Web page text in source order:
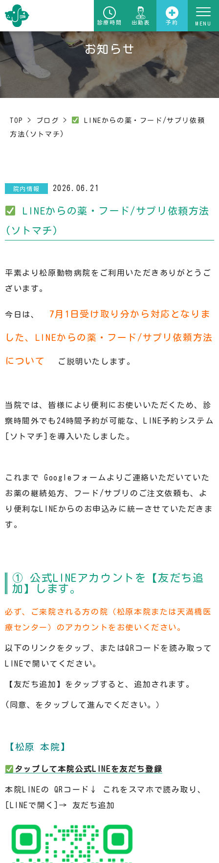
診療時間 出勤表 予約
お知らせ
TOP > ブログ >
LINEからの薬・フード/サプリ依頼
方法(ソトマチ)
院内情報 2026.06.21
LINEからの薬・フード/サプリ依頼方法
(ソトマチ)
平素より松原動物病院をご利用いただきありがとうご
ざいます。
今日は、 7月1日受け取り分から対応となりま
した、LINEからの薬・フード/サプリ依頼方法
について ご説明いたします。
当院では、皆様により便利にお使いいただくため、診
察時間外でも24時間予約が可能な、LINE予約システム
[ソトマチ]を導入いたしました。
これまで Googleフォームよりご連絡いただいていた
お薬の継続処方、フード/サプリのご注文依頼も、よ
り便利なLINEからのお申込みに統一させていただきま
す。
① 公式LINEアカウントを【友だち追
加】します。
必ず、ご来院される方の院（松原本院または天満橋医
療センター）のアカウントをお使いください。
以下のリンクをタップ、またはQRコードを読み取って
LINEで開いてください。
【友だち追加】をタップすると、追加されます。
(同意、をタップして進んでください。）
【松原 本院】
タップして本院公式LINEを友だち登録
本院LINEの QRコード↓ これをスマホで読み取り、
[LINEで開く]→ 友だち追加